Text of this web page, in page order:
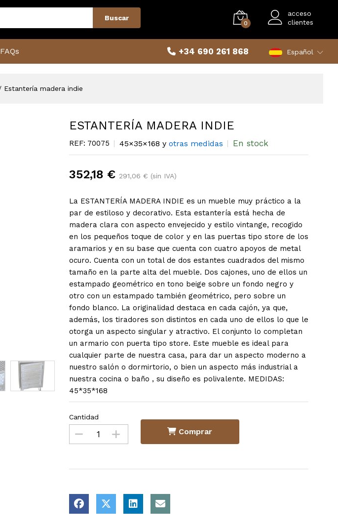
Buscar
0
acceso
clientes
FAQs +34 690 261 868 Español
Estantería madera indie
ESTANTERÍA MADERA INDIE
REF: 70075 45×35×168 y otras medidas En stock
352,18 € 291,06 € (sin IVA)
La ESTANTERÍA MADERA INDIE es un mueble muy práctico a la
par de estiloso y decorativo. Esta estantería está hecha de
madera clara con aspecto envejecido y estilo vintange, recogido
en los pequeños toque de color y en las puertas tipo store de los
aramarios y en su base que cuenta con cuatro apoyos de metal
ocuro. Cuenta con un total de dos estantes cuadrados del mismo
tamaño en la parte alta del mueble. Dos cajones, uno de ellos un
estampado geométrico en tono beige sobre un fondo negro y
otro con un estampado también geométrico, pero sobre un
fondo blanco. La originalidad destaca en cada cajón, ya que,
además, los tiradores son distintos en cada uno de ellos lo que le
otorga un aspecto singular y atractivo. El conjunto lo completan
un armario con puerta tipo store. Este mueble es ideal para
cualquier parte de nuestra casa, para dar un aspecto moderno a
nuestro salón o dormirtorio, o bien un aspecto más industrial a
nuestra cocina o baño , su diseño es polivalente. MEDIDAS:
45*35*168
Cantidad
Comprar